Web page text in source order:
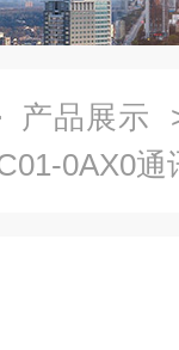
产品展示
0AX0通